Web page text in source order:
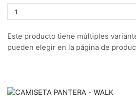
Este producto tiene múltiples
pueden elegir en la página de